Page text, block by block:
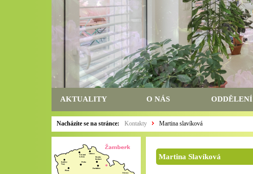
AKTUALITY O NÁS ODDĚLENÍ
Nacházíte se na stránce: Kontakty Martina slavíková
Martina Slavíková